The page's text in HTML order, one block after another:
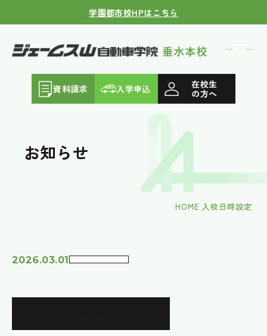
学園都市校HPはこちら
資料請求 入学申込
在校生
の方へ
お知らせ
HOME 入校日時設定
2026.03.01